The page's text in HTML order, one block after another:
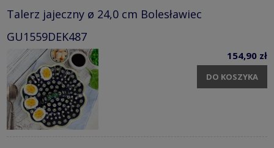
Talerz jajeczny ø 24,0 cm Bolesławiec
GU1559DEK487
154,90 zł
DO KOSZYKA